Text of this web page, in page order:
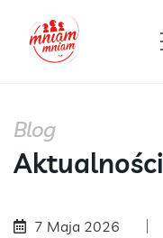
Blog
Aktualności
7 Maja 2026